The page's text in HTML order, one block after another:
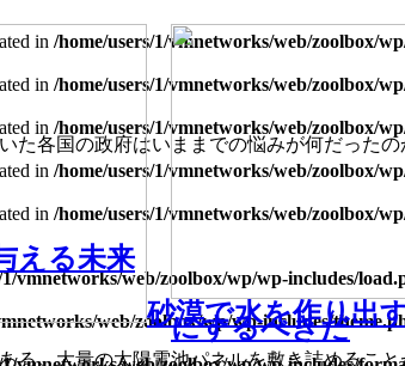
in /home/users/1/vmnetworks/web/zoolbox/
in /home/users/1/vmnetworks/web/zoolbox/
in /home/users/1/vmnetworks/web/zoolbox/
in /home/users/1/vmnetworks/web/zoolbox/
in /home/users/1/vmnetworks/web/zoolbox/
1/vmnetworks/web/zoolbox/wp/wp-includes/
web/zoolbox/wp/wp-includes/
各国の政府はいままでの悩みが何だった
砂漠で水を作り出
にするべきだ
える未来
る。大量の太陽電池パネルを敷き詰めるこ